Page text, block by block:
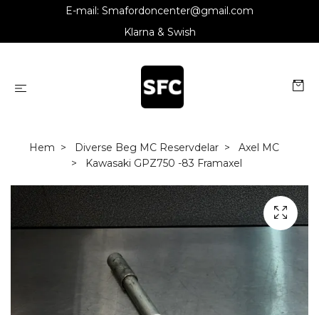
E-mail: Smafordoncenter@gmail.com
Klarna & Swish
Hem Diverse Beg MC Reservdelar
Axel MC
Kawasaki GPZ750 -83 Framaxel